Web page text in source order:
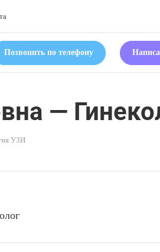
Позвонить по телефону
—
УЗИ